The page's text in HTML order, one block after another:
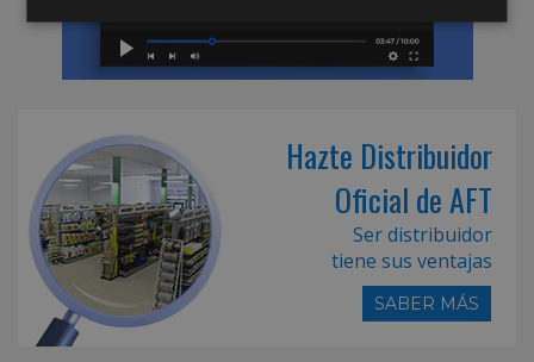
Hazte Distribuidor
Oficial de AFT
Ser distribuidor
tiene sus ventajas
SABER MÁS